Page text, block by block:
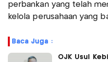
perbankan yang telah
kelola perusahaan yang
Baca Juga :
OJK Usul